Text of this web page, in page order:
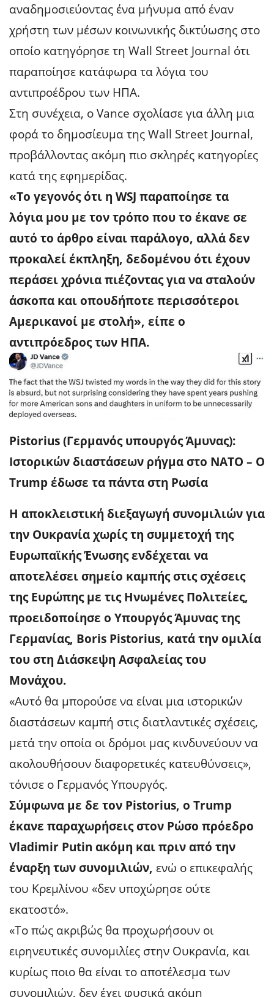
αναδημοσιεύοντας ένα μήνυμα από έναν
χρήστη των μέσων κοινωνικής δικτύωσης στο
οποίο κατηγόρησε τη Wall Street Journal ότι
παραποίησε κατάφωρα τα λόγια του
αντιπροέδρου των ΗΠΑ.
Στη συνέχεια, ο Vance σχολίασε για άλλη μια
φορά το δημοσίευμα της Wall Street Journal,
προβάλλοντας ακόμη πιο σκληρές κατηγορίες
κατά της εφημερίδας.
«Το γεγονός ότι η WSJ παραποίησε τα
λόγια μου με τον τρόπο που το έκανε σε
αυτό το άρθρο είναι παράλογο, αλλά δεν
προκαλεί έκπληξη, δεδομένου ότι έχουν
περάσει χρόνια πιέζοντας για να σταλούν
άσκοπα και οπουδήποτε περισσότεροι
Αμερικανοί με στολή», είπε ο
αντιπρόεδρος των ΗΠΑ.
Pistorius (Γερμανός υπουργός Άμυνας):
Ιστορικών διαστάσεων ρήγμα στο ΝΑΤΟ – Ο
Trump έδωσε τα πάντα στη Ρωσία
Η αποκλειστική διεξαγωγή συνομιλιών για
την Ουκρανία χωρίς τη συμμετοχή της
Ευρωπαϊκής Ένωσης ενδέχεται να
αποτελέσει σημείο καμπής στις σχέσεις
της Ευρώπης με τις Ηνωμένες Πολιτείες,
προειδοποίησε ο Υπουργός Άμυνας της
Γερμανίας, Boris Pistorius, κατά την ομιλία
του στη Διάσκεψη Ασφαλείας του
Μονάχου.
«Αυτό θα μπορούσε να είναι μια ιστορικών
διαστάσεων καμπή στις διατλαντικές σχέσεις,
μετά την οποία οι δρόμοι μας κινδυνεύουν να
ακολουθήσουν διαφορετικές κατευθύνσεις»,
τόνισε ο Γερμανός Υπουργός.
Σύμφωνα με δε τον Pistorius, ο Trump
έκανε παραχωρήσεις στον Ρώσο πρόεδρο
Vladimir Putin ακόμη και πριν από την
έναρξη των συνομιλιών, ενώ ο επικεφαλής
του Κρεμλίνου «δεν υποχώρησε ούτε
εκατοστό».
«Το πώς ακριβώς θα προχωρήσουν οι
ειρηνευτικές συνομιλίες στην Ουκρανία, και
κυρίως ποιο θα είναι το αποτέλεσμα των
συνομιλιών, δεν έχει φυσικά ακόμη